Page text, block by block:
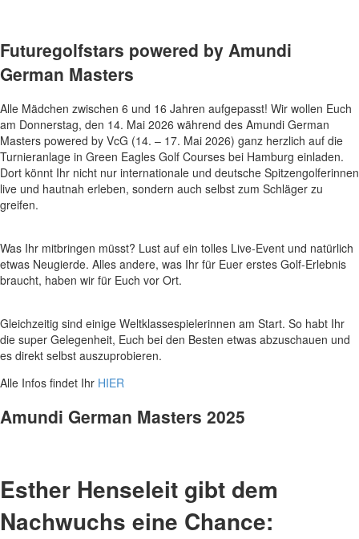
Futuregolfstars powered by Amundi
German Masters
Alle Mädchen zwischen 6 und 16 Jahren aufgepasst! Wir wollen Euch
am Donnerstag, den 14. Mai 2026 während des Amundi German
Masters powered by VcG (14. – 17. Mai 2026) ganz herzlich auf die
Turnieranlage in Green Eagles Golf Courses bei Hamburg einladen.
Dort könnt Ihr nicht nur internationale und deutsche Spitzengolferinnen
live und hautnah erleben, sondern auch selbst zum Schläger zu
greifen.
Was Ihr mitbringen müsst? Lust auf ein tolles Live-Event und natürlich
etwas Neugierde. Alles andere, was Ihr für Euer erstes Golf-Erlebnis
braucht, haben wir für Euch vor Ort.
Gleichzeitig sind einige Weltklassespielerinnen am Start. So habt Ihr
die super Gelegenheit, Euch bei den Besten etwas abzuschauen und
es direkt selbst auszuprobieren.
Alle Infos findet Ihr HIER
Amundi German Masters 2025
Esther Henseleit gibt dem
Nachwuchs eine Chance: